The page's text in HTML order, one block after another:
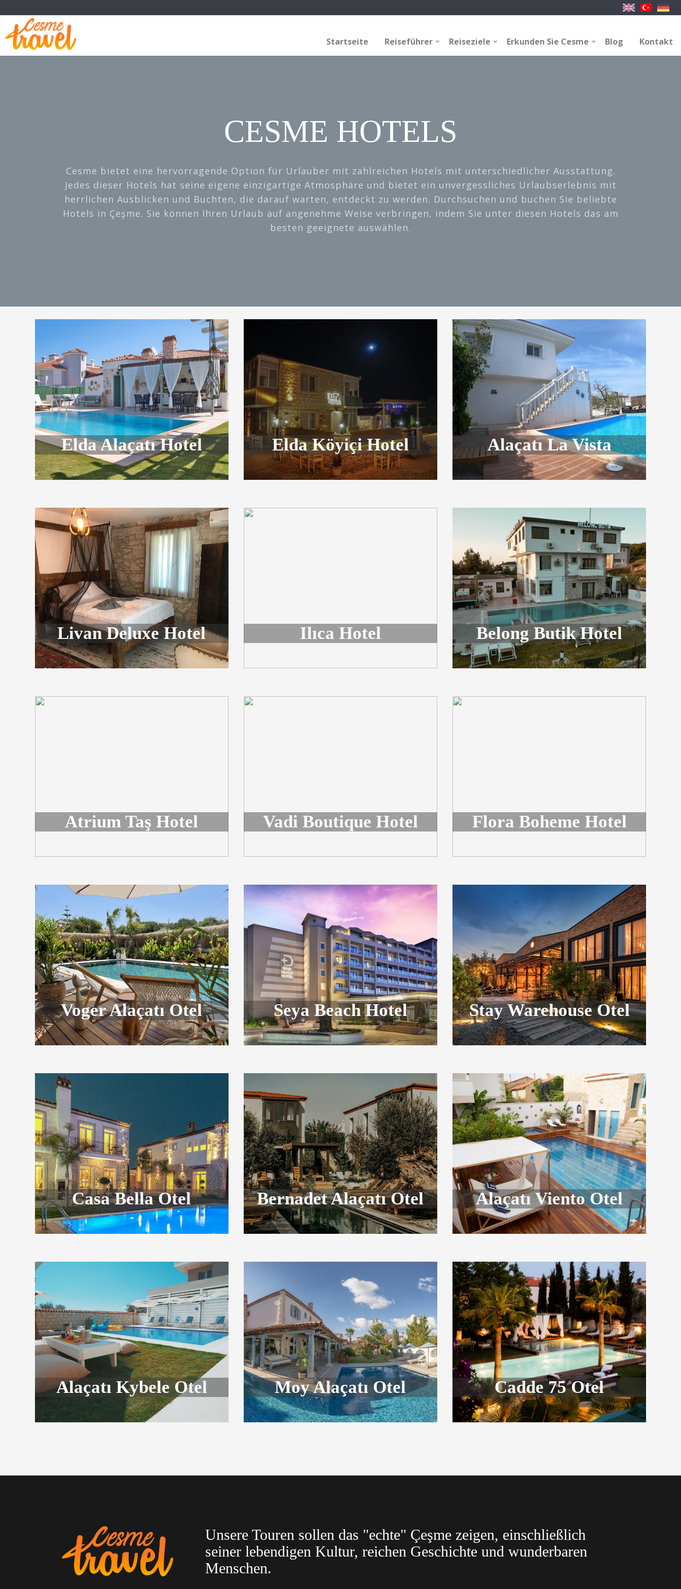
Startseite Reiseführer Reiseziele Erkunden Sie Cesme Blog Kontakt
CESME HOTELS
Cesme bietet eine hervorragende Option für Urlauber mit zahlreichen Hotels mit unterschiedlicher Ausstattung.
Jedes dieser Hotels hat seine eigene einzigartige Atmosphäre und bietet ein unvergessliches Urlaubserlebnis mit
herrlichen Ausblicken und Buchten, die darauf warten, entdeckt zu werden. Durchsuchen und buchen Sie beliebte
Hotels in Çeşme. Sie können Ihren Urlaub auf angenehme Weise verbringen, indem Sie unter diesen Hotels das am
besten geeignete auswählen.
Elda Alaçatı Hotel Elda Köyiçi Hotel Alaçatı La Vista
Livan Deluxe Hotel Ilıca Hotel Belong Butik Hotel
Atrium Taş Hotel Vadi Boutique Hotel Flora Boheme Hotel
Voger Alaçatı Otel Seya Beach Hotel Stay Warehouse Otel
Casa Bella Otel Bernadet Alaçatı Otel Alaçatı Viento Otel
Alaçatı Kybele Otel Moy Alaçatı Otel Cadde 75 Otel
Unsere Touren sollen das "echte" Çeşme zeigen, einschließlich
seiner lebendigen Kultur, reichen Geschichte und wunderbaren
Menschen.